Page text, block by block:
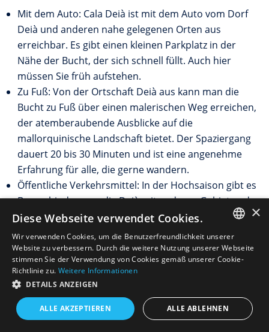
Mit dem Auto: Cala Deià ist mit dem Auto vom Dorf
Deià und anderen nahe gelegenen Orten aus
erreichbar. Es gibt einen kleinen Parkplatz in der
Nähe der Bucht, der sich schnell füllt. Auch hier
müssen Sie früh aufstehen.
Zu Fuß: Von der Ortschaft Deià aus kann man die
Bucht zu Fuß über einen malerischen Weg erreichen,
der atemberaubende Ausblicke auf die
mallorquinische Landschaft bietet. Der Spaziergang
dauert 20 bis 30 Minuten und ist eine angenehme
Erfahrung für alle, die gerne wandern.
Öffentliche Verkehrsmittel: In der Hochsaison gibt es
Busverbindungen, die Deià mit anderen Gebieten der
Insel verbinden, auch wenn die Verbindungen
eingeschränkt sein können.
SPANISH
GERMAN
×
Diese Webseite verwendet Cookies.
Wir verwenden Cookies, um die Benutzerfreundlichkeit unserer
Website zu verbessern. Durch die weitere Nutzung unserer Webseite
stimmen Sie der Verwendung von Cookies gemäß unserer Cookie-
Richtlinie zu. Weitere Informationen
DETAILS ANZEIGEN
ALLE AKZEPTIEREN ALLE ABLEHNEN